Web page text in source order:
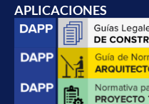
APLICACIONES